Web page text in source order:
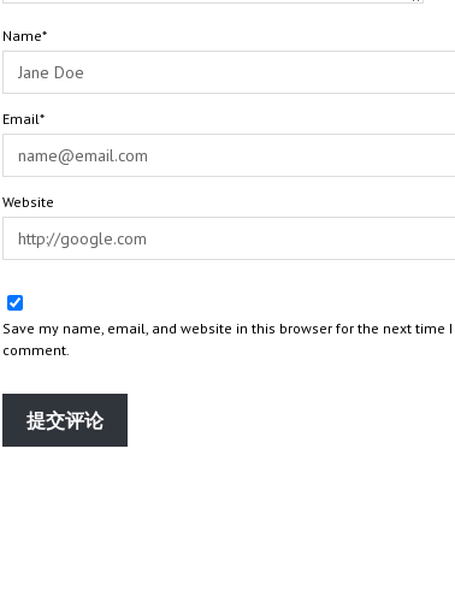
Name*
Email*
Website
Save my name, email, and website in this browser for the next time I
comment.